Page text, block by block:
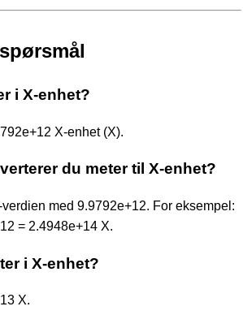
i X-enhet?
X-enhet (X).
du meter til X-enhet?
med 9.9792e+12. For eksempel:
= 2.4948e+14 X.
i X-enhet?
X.